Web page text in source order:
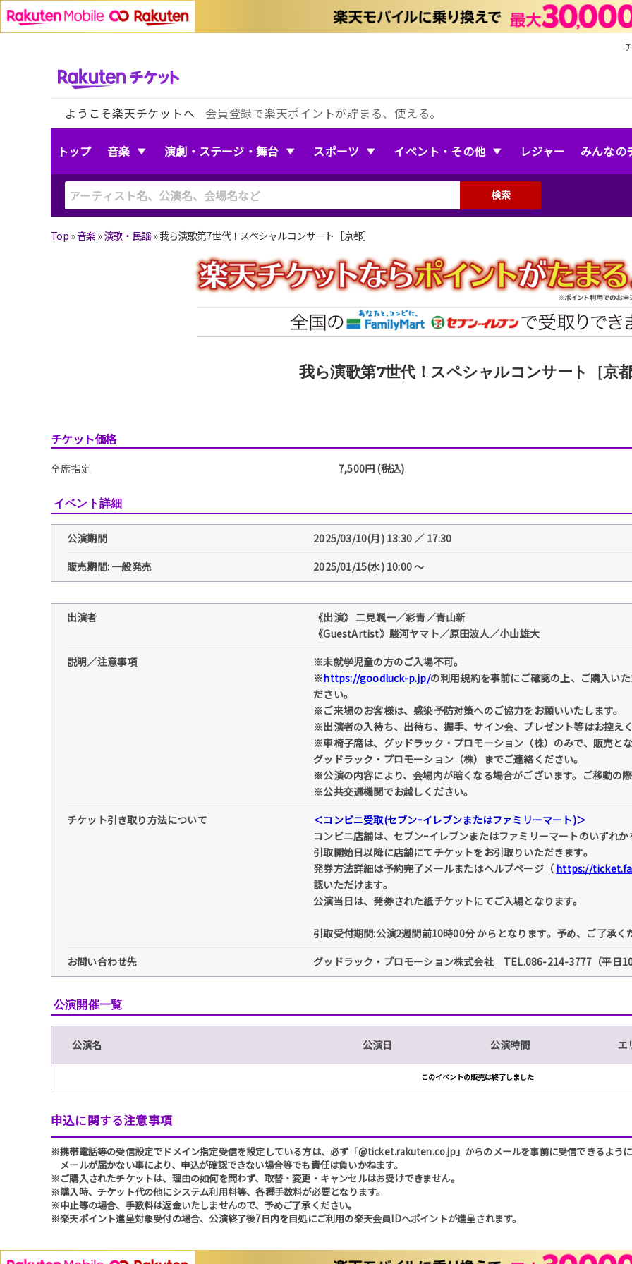
ようこそ楽天チケットへ 会員登録で楽天ポイントが貯まる、使える。
トップ 音楽 演劇・ステージ・舞台 スポーツ イベント・その他 レジャー みんなの
検索
Top »音楽 »演歌・民謡»我ら演歌第7世代！スペシャルコンサート［京都］
我ら演歌第7世代！スペシャルコンサート［京都
チケット価格
全席指定 7,500円 (税込)
イベント詳細
公演期間
2025/03/10(月) 13:30 ／ 17:30
販売期間: 一般発売
2025/01/15(水) 10:00 〜
出演者
《出演》 二見颯一／彩青／青山新
《GuestArtist》駿河ヤマト／原田波人／小山雄大
説明／注意事項
※未就学児童の方のご入場不可。
※https://goodluck-p.jp/の利用規約を事前にご確認の上、ご購入い
ださい。
※ご来場のお客様は、感染予防対策へのご協力をお願いいたします。
※出演者の入待ち、出待ち、握手、サイン会、プレゼント等はお控えく
※車椅子席は、グッドラック・プロモーション（株）のみで、販売と
グッドラック・プロモーション（株）までご連絡ください。
※公演の内容により、会場内が暗くなる場合がございます。ご移動の
※公共交通機関でお越しください。
チケット引き取り方法について
＜コンビニ受取(セブンｰイレブンまたはファミリーマート)＞
コンビニ店舗は、セブンｰイレブンまたはファミリーマートのいずれか
引取開始日以降に店舗にてチケットをお引取りいただきます。
発券方法詳細は予約完了メールまたはヘルプページ（ https://
認いただけます。
公演当日は、発券された紙チケットにてご入場となります。
引取受付期間:公演2週間前10時00分 からとなります。予め、ご了承く
お問い合わせ先
グッドラック・プロモーション株式会社 TEL.086-214-3777（平日10
公演開催一覧
公演名 公演日 公演時間 エ
このイベントの販売は終了しました
申込に関する注意事項
※携帯電話等の受信設定でドメイン指定受信を設定している方は、必ず「@ticket.rakuten.co.jp」からのメールを事前に受信できるように
メールが届かない事により、申込が確認できない場合等でも責任は負いかねます。
※ご購入されたチケットは、理由の如何を問わず、取替・変更・キャンセルはお受けできません。
※購入時、チケット代の他にシステム利用料等、各種手数料が必要となります。
※中止等の場合、手数料は返金いたしませんので、予めご了承ください。
※楽天ポイント進呈対象受付の場合、公演終了後7日内を目処にご利用の楽天会員IDへポイントが進呈されます。